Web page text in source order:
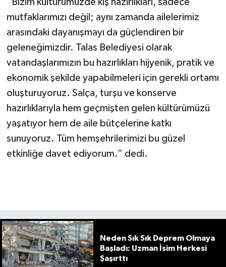
mutfaklarımızı değil; aynı zamanda ailelerimiz
arasındaki dayanışmayı da güçlendiren bir
geleneğimizdir. Talas Belediyesi olarak
vatandaşlarımızın bu hazırlıkları hijyenik, pratik ve
ekonomik şekilde yapabilmeleri için gerekli ortamı
oluşturuyoruz. Salça, turşu ve konserve
hazırlıklarıyla hem geçmişten gelen kültürümüzü
yaşatıyor hem de aile bütçelerine katkı
sunuyoruz. Tüm hemşehrilerimizi bu güzel
etkinliğe davet ediyorum.” dedi.
Neden Sık Sık Deprem Olmaya
Başladı: Uzman İsim Herkesi
Şaşırttı